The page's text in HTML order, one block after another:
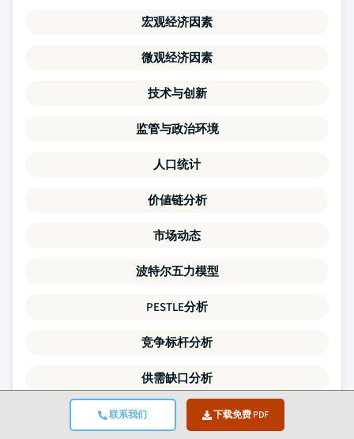
联系我们 下载免费 PDF
宏观经济因素
微观经济因素
技术与创新
监管与政治环境
人口统计
价値链分析
市场动态
波特尔五力模型
PESTLE分析
竞争标杆分析
供需缺口分析